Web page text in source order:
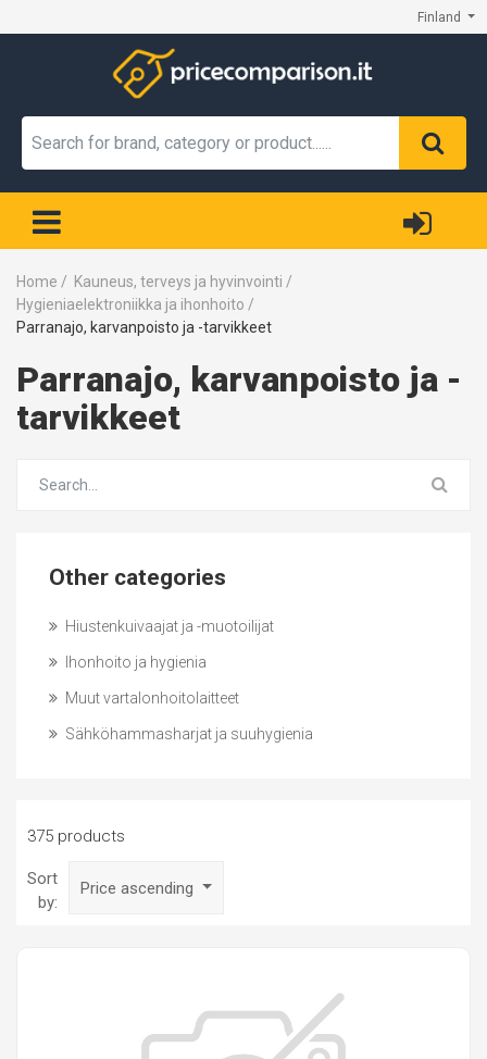
Finland
Home / Kauneus, terveys ja hyvinvointi /
Hygieniaelektroniikka ja ihonhoito /
Parranajo, karvanpoisto ja -tarvikkeet
Parranajo, karvanpoisto ja -
tarvikkeet
Other categories
Hiustenkuivaajat ja -muotoilijat
Ihonhoito ja hygienia
Muut vartalonhoitolaitteet
Sähköhammasharjat ja suuhygienia
375 products
Sort
by:
Price ascending